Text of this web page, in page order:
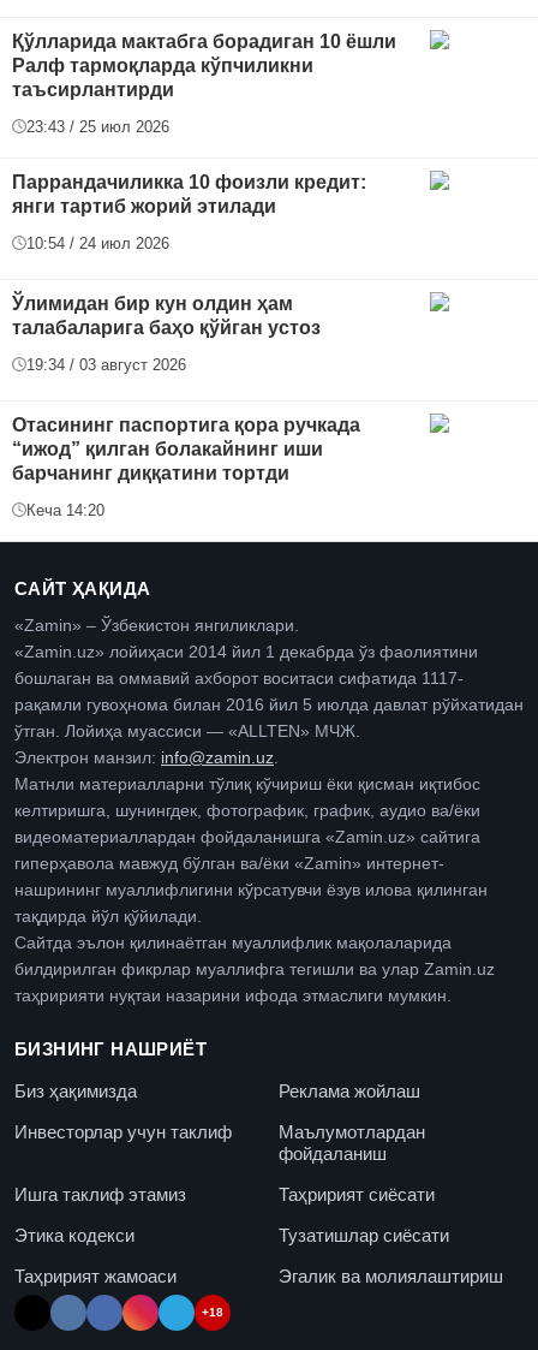
Қўлларида мактабга борадиган 10 ёшли
Ралф тармоқларда кўпчиликни
таъсирлантирди
23:43 / 25 июл 2026
Паррандачиликка 10 фоизли кредит:
янги тартиб жорий этилади
10:54 / 24 июл 2026
Ўлимидан бир кун олдин ҳам
талабаларига баҳо қўйган устоз
19:34 / 03 август 2026
Отасининг паспортига қора ручкада
“ижод” қилган болакайнинг иши
барчанинг диққатини тортди
Кеча 14:20
САЙТ ҲАҚИДА
«Zamin» – Ўзбекистон янгиликлари.
«Zamin.uz» лойиҳаси 2014 йил 1 декабрда ўз фаолиятини
бошлаган ва оммавий ахборот воситаси сифатида 1117-
рақамли гувоҳнома билан 2016 йил 5 июлда давлат рўйхатидан
ўтган. Лойиҳа муассиси — «ALLTEN» МЧЖ.
Электрон манзил: info@zamin.uz
Матнли материалларни тўлиқ кўчириш ёки қисман иқтибос
келтиришга, шунингдек, фотографик, график, аудио ва/ёки
видеоматериаллардан фойдаланишга «Zamin.uz» сайтига
гиперҳавола мавжуд бўлган ва/ёки «Zamin» интернет-
нашрининг муаллифлигини кўрсатувчи ёзув илова қилинган
тақдирда йўл қўйилади.
Сайтда эълон қилинаётган муаллифлик мақолаларида
билдирилган фикрлар муаллифга тегишли ва улар Zamin.uz
таҳририяти нуқтаи назарини ифода этмаслиги мумкин.
БИЗНИНГ НАШРИЁТ
Биз ҳақимизда
Реклама жойлаш
Инвесторлар учун таклиф
Маълумотлардан
фойдаланиш
Ишга таклиф этамиз
Таҳририят сиёсати
Этика кодекси
Тузатишлар сиёсати
Таҳририят жамоаси
Эгалик ва молиялаштириш
+18